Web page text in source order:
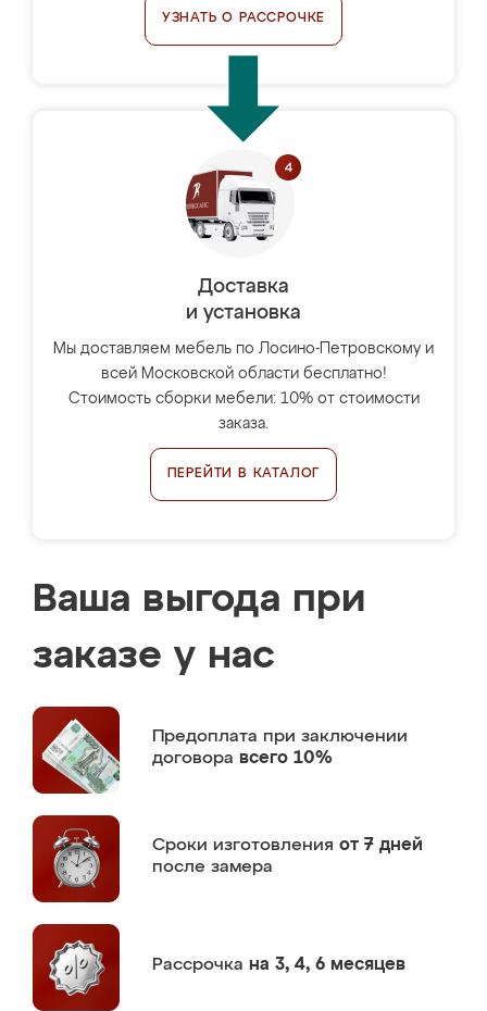
УЗНАТЬ О РАССРОЧКЕ
Доставка
и установка
Мы доставляем мебель по Лосино-Петровскому и
всей Московской области бесплатно!
Стоимость сборки мебели: 10% от стоимости
заказа.
ПЕРЕЙТИ В КАТАЛОГ
Ваша выгода при
заказе у нас
Предоплата при заключении
договора всего 10%
Сроки изготовления от 7 дней
после замера
Рассрочка на 3, 4, 6 месяцев